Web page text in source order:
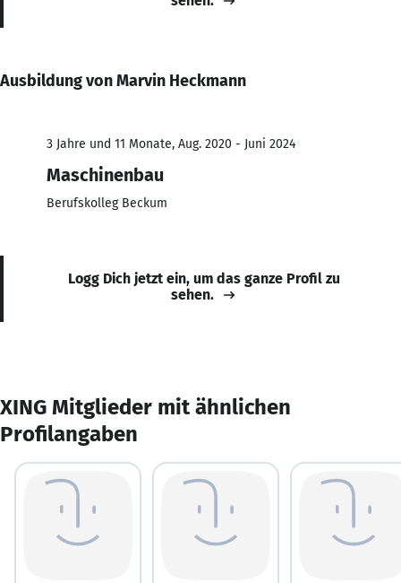
Ausbildung von Marvin Heckmann
3 Jahre und 11 Monate, Aug. 2020 - Juni 2024
Maschinenbau
Berufskolleg Beckum
Logg Dich jetzt ein, um das ganze Profil zu
sehen.
XING Mitglieder mit ähnlichen
Profilangaben